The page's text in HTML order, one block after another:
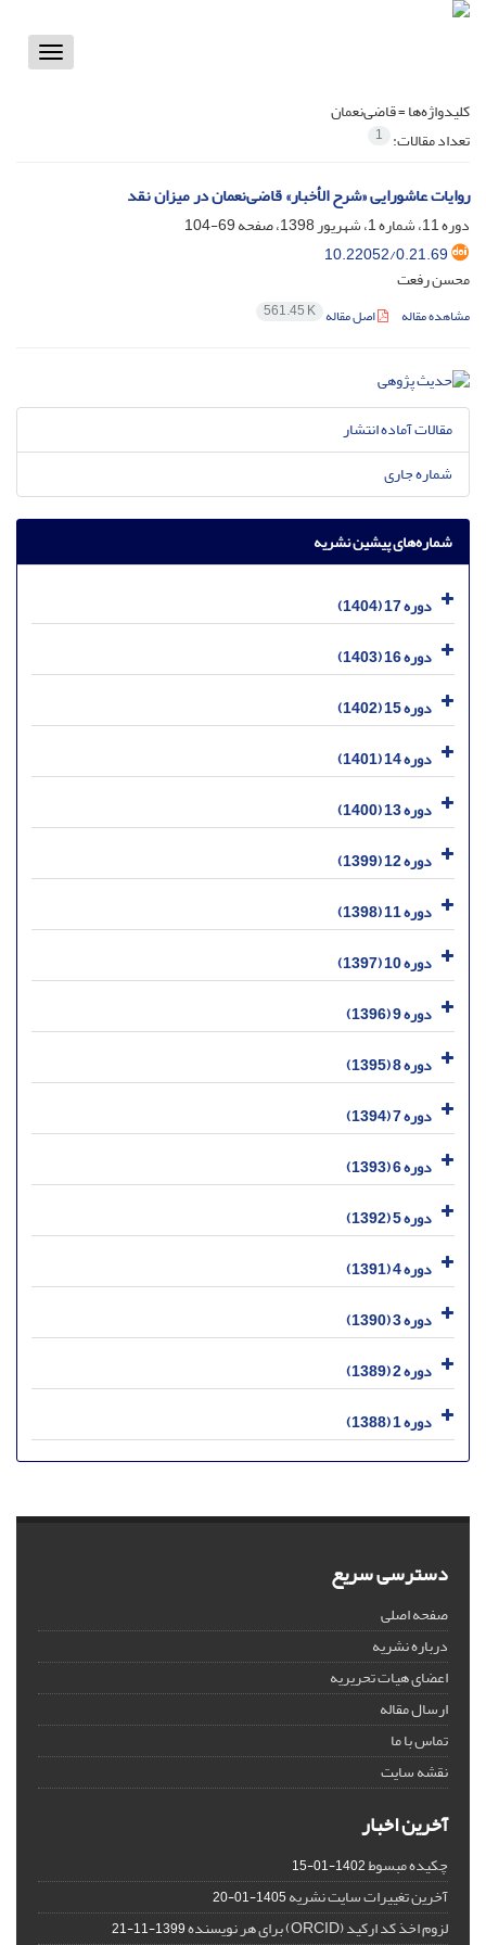
Toggle
کلیدواژه‌ها =قاضی‌نعمان
تعداد مقالات: 1
روایات عاشورایی «شرح الأخبار» قاضی‌نعمان در میزان نقد
دوره 11، شماره 1، شهریور 1398، صفحه
69-104
10.22052/0.21.69
محسن رفعت
مشاهده مقاله اصل مقاله 561.45 K
مقالات آماده انتشار
شماره جاری
شماره‌های پیشین نشریه
دوره 17 (1404)
دوره 16 (1403)
دوره 15 (1402)
دوره 14 (1401)
دوره 13 (1400)
دوره 12 (1399)
دوره 11 (1398)
دوره 10 (1397)
دوره 9 (1396)
دوره 8 (1395)
دوره 7 (1394)
دوره 6 (1393)
دوره 5 (1392)
دوره 4 (1391)
دوره 3 (1390)
دوره 2 (1389)
دوره 1 (1388)
دسترسی سریع
صفحه اصلی
درباره نشریه
اعضای هیات تحریریه
ارسال مقاله
تماس با ما
نقشه سایت
آخرین اخبار
چکیده مبسوط1402-01-15
آخرین تغییرات سایت نشریه1405-01-20
لزوم اخذ کد ارکید (ORCID) برای هر نویسنده 1399-11-21